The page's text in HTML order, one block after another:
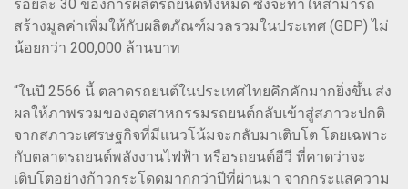
ร้อยละ 30 ของการผลิตรถยนต์ทั้งหมด ซึ่งจะทำให้สามารถ
สร้างมูลค่าเพิ่มให้กับผลิตภัณฑ์มวลรวมในประเทศ (GDP) ไม่
น้อยกว่า 200,000 ล้านบาท
“ในปี 2566 นี้ ตลาดรถยนต์ในประเทศไทยคึกคักมากยิ่งขึ้น ส่ง
ผลให้ภาพรวมของอุตสาหกรรมรถยนต์กลับเข้าสู่สภาวะปกติ
จากสภาวะเศรษฐกิจที่มีแนวโน้มจะกลับมาเติบโต โดยเฉพาะ
กับตลาดรถยนต์พลังงานไฟฟ้า หรือรถยนต์อีวี ที่คาดว่าจะ
เติบโตอย่างก้าวกระโดดมากกว่าปีที่ผ่านมา จากกระแสความ